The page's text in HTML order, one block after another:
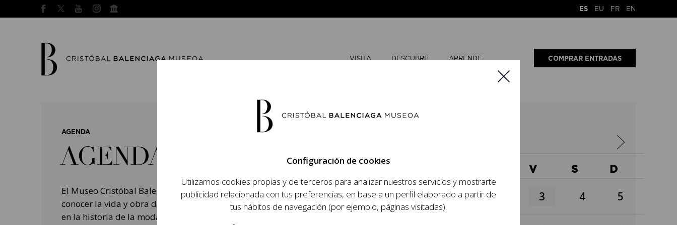
ES EU FR EN
VISITA DESCUBRE APRENDE COMPRAR ENTRADAS
AGENDA
AGENDA
El Museo Cristóbal Balenciaga tiene como objetivo dar a
conocer la vida y obra del prestigioso modista, su relevancia
en la historia de la moda, y la contemporaneidad de su legado.
V S D
1 3 4 5
Configuración de cookies
Utilizamos cookies propias y de terceros para analizar nuestros servicios y mostrarte
publicidad relacionada con tus preferencias, en base a un perfil elaborado a partir de
tus hábitos de navegación (por ejemplo, páginas visitadas).